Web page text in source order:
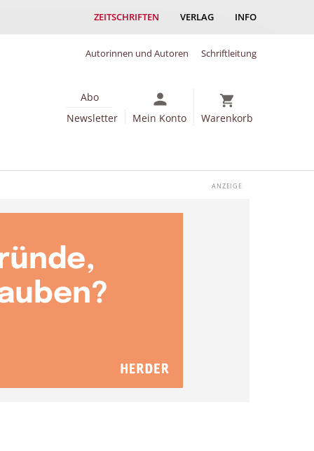
ZEITSCHRIFTEN VERLAG INFO
Autorinnen und Autoren Schriftleitung
Abo
Newsletter
Mein Konto Warenkorb